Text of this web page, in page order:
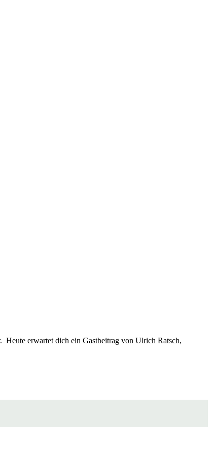
Heute erwartet dich ein Gastbeitrag von Ulrich Ratsch,